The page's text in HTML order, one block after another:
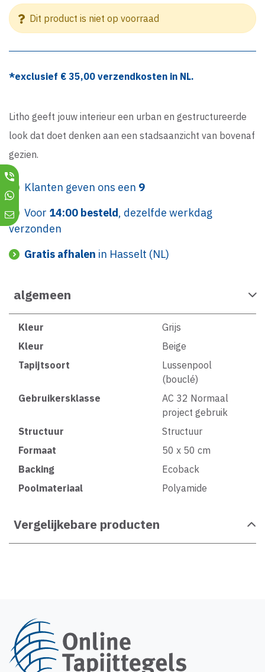
Dit product is niet op voorraad
*exclusief € 35,00 verzendkosten in NL.
Litho geeft jouw interieur een urban en gestructureerde
look dat doet denken aan een stadsaanzicht van bovenaf
gezien.
Klanten geven ons een 9
Voor 14:00 besteld, dezelfde werkdag
verzonden
Gratis afhalen in Hasselt (NL)
algemeen
Kleur
Grijs
Kleur
Beige
Tapijtsoort
Lussenpool
(bouclé)
Gebruikersklasse
AC 32 Normaal
project gebruik
Structuur
Structuur
Formaat
50 x 50 cm
Backing
Ecoback
Poolmateriaal
Polyamide
Vergelijkebare producten